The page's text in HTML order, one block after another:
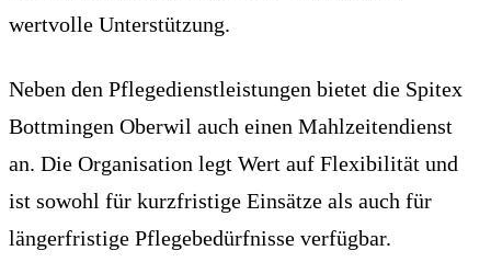
wertvolle Unterstützung.
Neben den Pflegedienstleistungen bietet die Spitex
Bottmingen Oberwil auch einen Mahlzeitendienst
an. Die Organisation legt Wert auf Flexibilität und
ist sowohl für kurzfristige Einsätze als auch für
längerfristige Pflegebedürfnisse verfügbar.